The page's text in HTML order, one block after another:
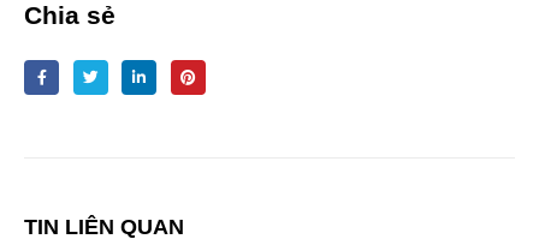
Chia sẻ
TIN LIÊN QUAN